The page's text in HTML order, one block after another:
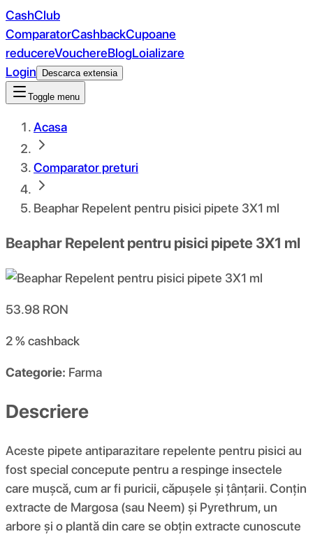
CashClub
ComparatorCashbackCupoane
reducereVouchereBlogLoializare
Login
Descarca extensia
Toggle menu
Acasa
Comparator preturi
Beaphar Repelent pentru pisici pipete 3X1 ml
Beaphar Repelent pentru pisici pipete 3X1 ml
53.98 RON
2 %cashback
Categorie: Farma
Descriere
Aceste pipete antiparazitare repelente pentru pisici au
fost special concepute pentru a respinge insectele
care mușcă, cum ar fi puricii, căpușele și țânțarii. Conțin
extracte de Margosa (sau Neem) și Pyrethrum, un
arbore și o plantă din care se obțin extracte cunoscute